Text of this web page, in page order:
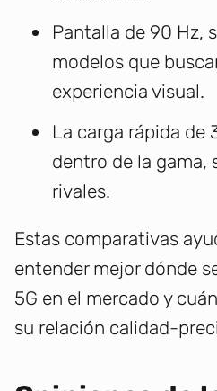
Pantalla de 90 Hz,
modelos que
experiencia visual.
La carga rápida de
dentro de la gama,
rivales.
Estas comparativas
entender mejor dónde
5G en el mercado y
su relación calidad-